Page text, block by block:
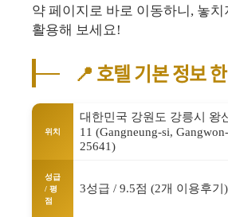
약 페이지로 바로 이동하니, 놓치
활용해 보세요!
📍 호텔 기본 정보
위치
대한민국 강원도 강릉시 왕
11 (Gangneung-si,
25641)
성급
/ 평
점
3성급 / 9.5점 (2개 이용후기)